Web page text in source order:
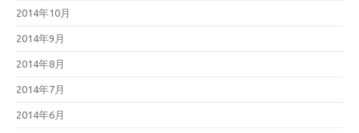
2014年10月
2014年9月
2014年8月
2014年7月
2014年6月